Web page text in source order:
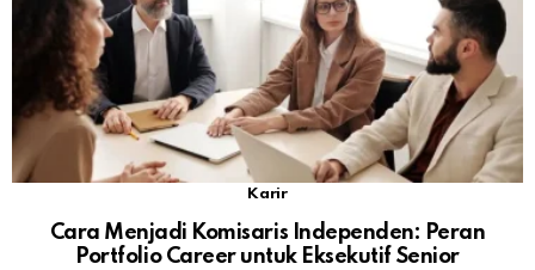
Karir
Cara Menjadi Komisaris Independen: Peran
Portfolio Career untuk Eksekutif Senior